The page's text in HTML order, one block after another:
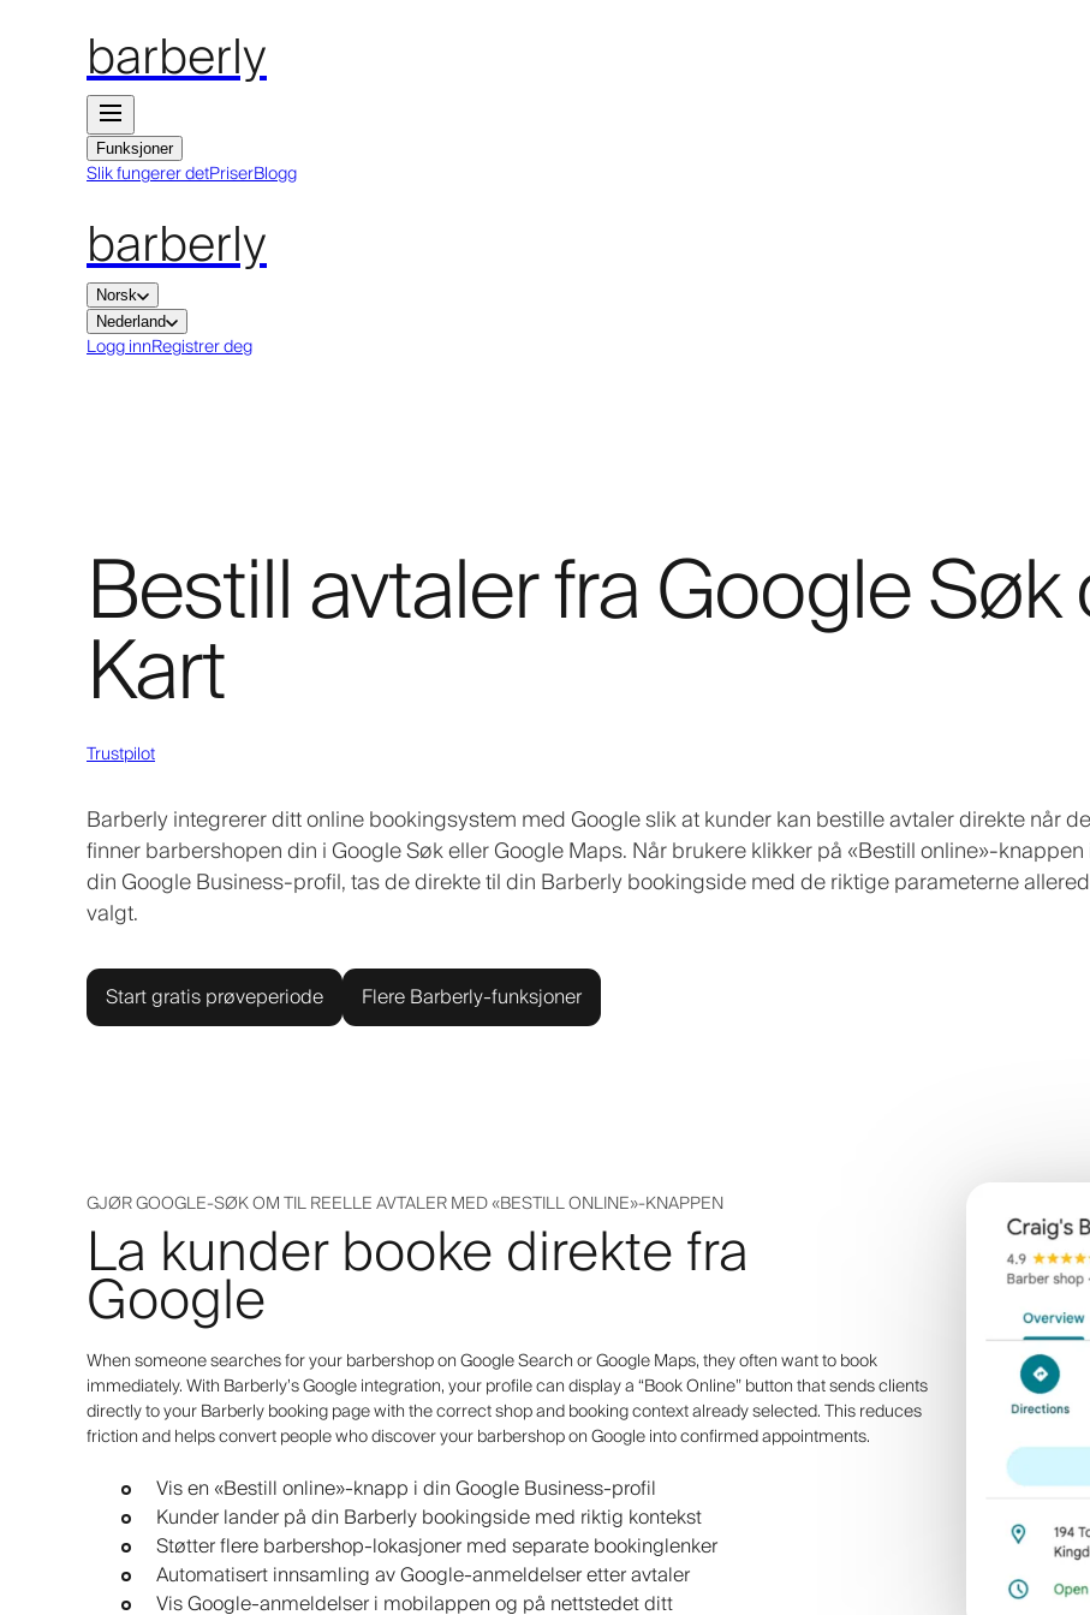
barberly
Funksjoner
Slik fungerer detPriserBlogg
barberly
Norsk
Nederland
Logg innRegistrer deg
Bestill avtaler fra Google Søk
Kart
Trustpilot
Barberly integrerer ditt online bookingsystem med Google slik at kunder kan bestille avtaler direkte når de
finner barbershopen din i Google Søk eller Google Maps. Når brukere klikker på «Bestill online»-knappen
din Google Business-profil, tas de direkte til din Barberly bookingside med de riktige parameterne
valgt.
Start gratis prøveperiode Flere Barberly-funksjoner
GJØR GOOGLE-SØK OM TIL REELLE AVTALER MED «BESTILL ONLINE»-KNAPPEN
La kunder booke direkte fra
Google
When someone searches for your barbershop on Google Search or Google Maps, they often want to book
immediately. With Barberly’s Google integration, your profile can display a “Book Online” button that sends clients
directly to your Barberly booking page with the correct shop and booking context already selected. This reduces
friction and helps convert people who discover your barbershop on Google into confirmed appointments.
Vis en «Bestill online»-knapp i din Google Business-profil
Kunder lander på din Barberly bookingside med riktig kontekst
Støtter flere barbershop-lokasjoner med separate bookinglenker
Automatisert innsamling av Google-anmeldelser etter avtaler
Vis Google-anmeldelser i mobilappen og på nettstedet ditt